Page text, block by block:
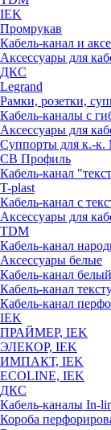
IEK
Промрукав
Кабель-канал и
Аксессуары для
ДКС
Legrand
Рамки, розетки,
Кабель-каналы с
Аксессуары для
Суппорты для к.-к.
СВ Профиль
Кабель-канал
T-plast
Кабель-канал с
Аксессуары для
TDM
Кабель-канал
Аксессуары белые
Кабель-канал белый
Кабель-канал
Кабель-канал
IEK
ПРАЙМЕР, IEK
ЭЛЕКОР, IEK
ИМПАКТ, IEK
ECOLINE, IEK
ДКС
Кабель-каналы In-
Короба